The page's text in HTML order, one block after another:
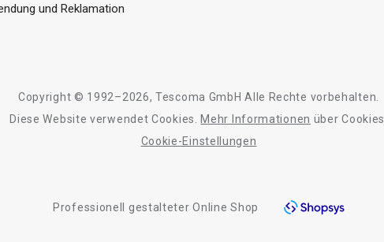
und Reklamation
Copyright © 1992–2026, Tescoma GmbH Alle Rechte vorbehalten.
Diese Website verwendet Cookies.
Mehr Informationen über Cookies.
Cookie-Einstellungen
Professionell gestalteter Online Shop